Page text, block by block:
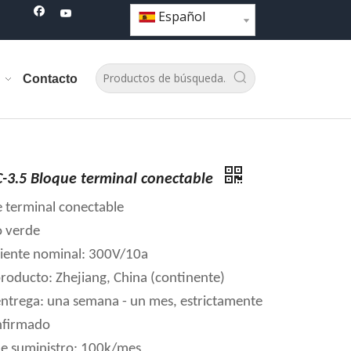
Español
Contacto
3.5 Bloque terminal conectable
terminal conectable
verde
nominal: 300V/10a
Zhejiang, China (continente)
una semana - un mes, estrictamente